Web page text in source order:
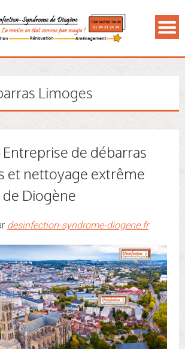
Limoges
de débarras
et nettoyage extrême
Diogène
desinfection-syndrome-diogene.fr